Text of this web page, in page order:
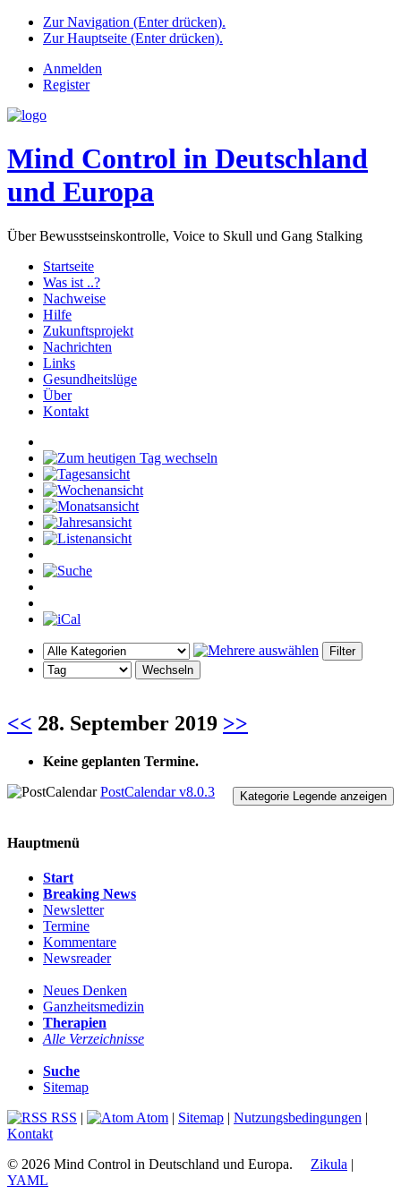
Zur Navigation (Enter drücken).
Zur Hauptseite (Enter drücken).
Anmelden
Register
Mind Control in Deutschland
und Europa
Über Bewusstseinskontrolle, Voice to Skull und Gang Stalking
Startseite
Was ist ..?
Nachweise
Hilfe
Zukunftsprojekt
Nachrichten
Links
Gesundheitslüge
Über
Kontakt
<< 28. September 2019 >>
Keine geplanten Termine.
Kategorie Legende anzeigen
PostCalendar v8.0.3
Hauptmenü
Start
Breaking News
Newsletter
Termine
Kommentare
Newsreader
Neues Denken
Ganzheitsmedizin
Therapien
Alle Verzeichnisse
Suche
Sitemap
RSS | Atom | Sitemap | Nutzungsbedingungen |
Kontakt
© 2026 Mind Control in Deutschland und Europa. Zikula |
YAML